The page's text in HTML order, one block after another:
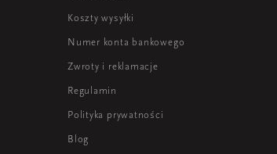
Koszty wysyłki
Numer konta bankowego
Zwroty i reklamacje
Regulamin
Polityka prywatności
Blog